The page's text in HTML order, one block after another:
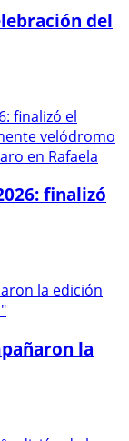
del
finalizó
la